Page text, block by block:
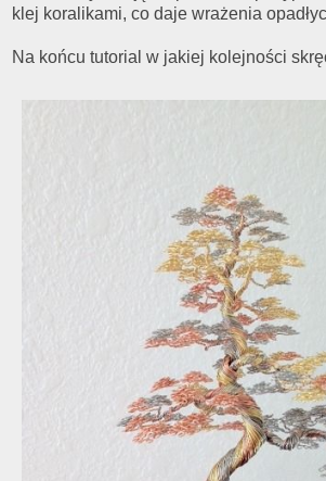
klej koralikami, co daje wrażenia
Na końcu tutorial w jakiej kolejności